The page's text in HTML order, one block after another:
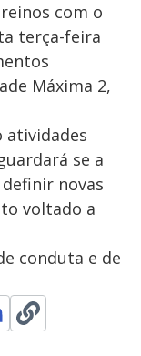
com o
terça-feira
Máxima 2,
atividades
se a
novas
voltado a
conduta e de